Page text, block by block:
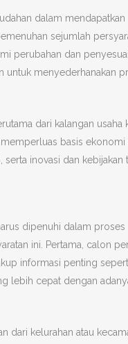
dalam mendapatkan
sejumlah
perubahan dan
untuk menyederhanakan
dari kalangan usaha
basis
serta inovasi dan kebijakan
dipenuhi dalam proses
ini. Pertama, calon
informasi penting
lebih cepat dengan
dari kelurahan atau